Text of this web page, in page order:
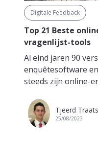
Digitale Feedback
Top 21 Beste
vragenlijst-tools
Al eind jaren 90
enquêtesoftware
steeds zijn online-
Tjeerd Traats
25/08/2023